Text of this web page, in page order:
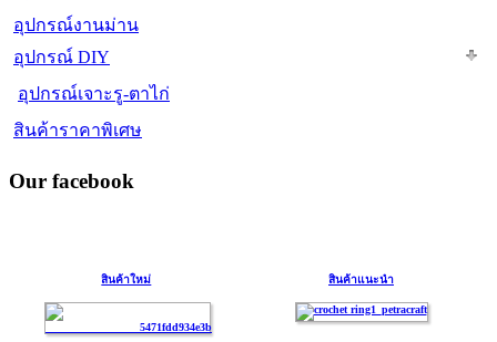
อุปกรณ์งานม่าน
อุปกรณ์ DIY
อุปกรณ์เจาะรู-ตาไก่
สินค้าราคาพิเศษ
Our facebook
สินค้าใหม่ สินค้าแนะนำ